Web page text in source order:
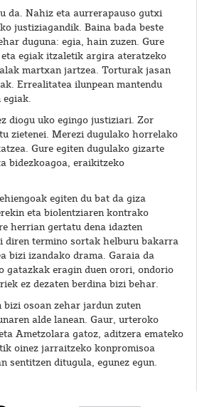
da. Nahiz eta aurrerapauso gutxi
justiziagandik. Baina bada beste
duguna: egia, hain zuzen. Gure
egiak itzaletik argira ateratzeko
martxan jartzea. Torturak jasan
Errealitatea ilunpean mantendu
diogu uko egingo justiziari. Zor
zietenei. Merezi dugulako horrelako
Gure egiten dugulako gizarte
bidezkoagoa, eraikitzeko
egiten du bat da giza
eta biolentziaren kontrako
herrian gertatu dena idazten
diren termino sortak helburu bakarra
bizi izandako drama. Garaia da
gatazkak eragin duen orori, ondorio
ez dezaten berdina bizi behar.
bizi osoan zehar jardun zuten
alde lanean. Gaur, urteroko
Ametzolara gatoz, aditzera emateko
oinez jarraitzeko konpromisoa
sentitzen ditugula, egunez egun.